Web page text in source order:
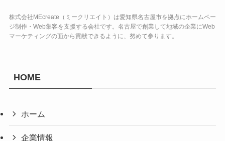
株式会社MEcreate（ミークリエイト）は愛知県名古屋市を拠点にホームペー
ジ制作・Web集客を支援する会社です。名古屋で創業して地域の企業にWeb
マーケティングの面から貢献できるように、努めて参ります。
HOME
ホーム
企業情報